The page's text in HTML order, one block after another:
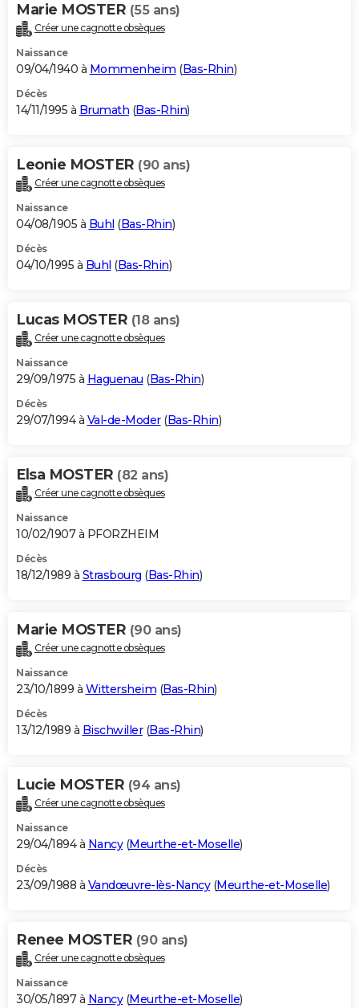
Marie MOSTER (55 ans)
Créer une cagnotte obsèques
Naissance
09/04/1940 à Mommenheim (Bas-Rhin)
Décès
14/11/1995 à Brumath (Bas-Rhin)
Leonie MOSTER (90 ans)
Créer une cagnotte obsèques
Naissance
04/08/1905 à Buhl (Bas-Rhin)
Décès
04/10/1995 à Buhl (Bas-Rhin)
Lucas MOSTER (18 ans)
Créer une cagnotte obsèques
Naissance
29/09/1975 à Haguenau (Bas-Rhin)
Décès
29/07/1994 à Val-de-Moder(Bas-Rhin)
Elsa MOSTER (82 ans)
Créer une cagnotte obsèques
Naissance
10/02/1907 à PFORZHEIM
Décès
18/12/1989 à Strasbourg (Bas-Rhin)
Marie MOSTER (90 ans)
Créer une cagnotte obsèques
Naissance
23/10/1899 à Wittersheim (Bas-Rhin)
Décès
13/12/1989 à Bischwiller(Bas-Rhin)
Lucie MOSTER (94 ans)
Créer une cagnotte obsèques
Naissance
29/04/1894 à Nancy(Meurthe-et-Moselle)
Décès
23/09/1988 à Vandœuvre-lès-Nancy(Meurthe-et-Moselle)
Renee MOSTER (90 ans)
Créer une cagnotte obsèques
Naissance
30/05/1897 à Nancy(Meurthe-et-Moselle)